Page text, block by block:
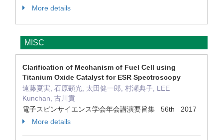
More details
MISC
Clarification of Mechanism of Fuel Cell using
Titanium Oxide Catalyst for ESR Spectroscopy
遠藤夏実, 石原顕光, 太田健一郎, 村瀬典子, LEE
Kunchan, 古川貢
電子スピンサイエンス学会年会講演要旨集 56th 2017
More details